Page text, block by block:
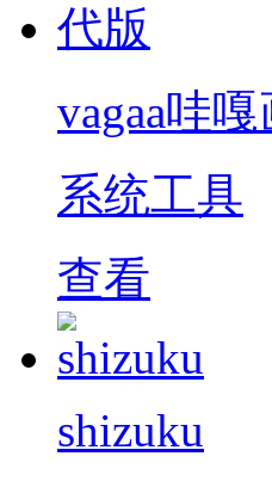
vagaa哇
系统工具
查看
shizuku